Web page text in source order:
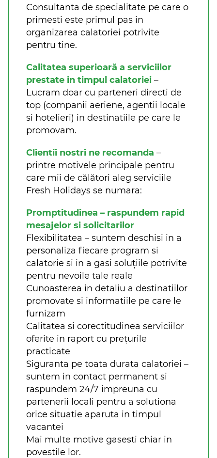
Consultanta de specialitate pe care o
primesti este primul pas in
organizarea calatoriei potrivite
pentru tine.
Calitatea superioară a serviciilor
prestate in timpul calatoriei –
Lucram doar cu parteneri directi de
top (companii aeriene, agentii locale
si hotelieri) in destinatiile pe care le
promovam.
Clientii nostri ne recomanda –
printre motivele principale pentru
care mii de călători aleg serviciile
Fresh Holidays se numara:
Promptitudinea – raspundem rapid
mesajelor si solicitarilor
Flexibilitatea – suntem deschisi in a
personaliza fiecare program si
calatorie si in a gasi soluțiile potrivite
pentru nevoile tale reale
Cunoasterea in detaliu a destinatiilor
promovate si informatiile pe care le
furnizam
Calitatea si corectitudinea serviciilor
oferite in raport cu prețurile
practicate
Siguranta pe toata durata calatoriei –
suntem in contact permanent si
raspundem 24/7 impreuna cu
partenerii locali pentru a solutiona
orice situatie aparuta in timpul
vacantei
Mai multe motive gasesti chiar in
povestile lor.